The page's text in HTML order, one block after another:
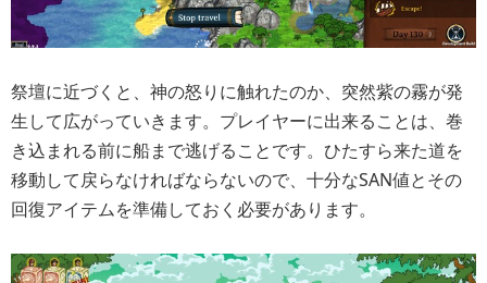
祭壇に近づくと、神の怒りに触れたのか、突然紫の霧が発
生して広がっていきます。プレイヤーに出来ることは、巻
き込まれる前に船まで逃げることです。ひたすら来た道を
移動して戻らなければならないので、十分なSAN値とその
回復アイテムを準備しておく必要があります。